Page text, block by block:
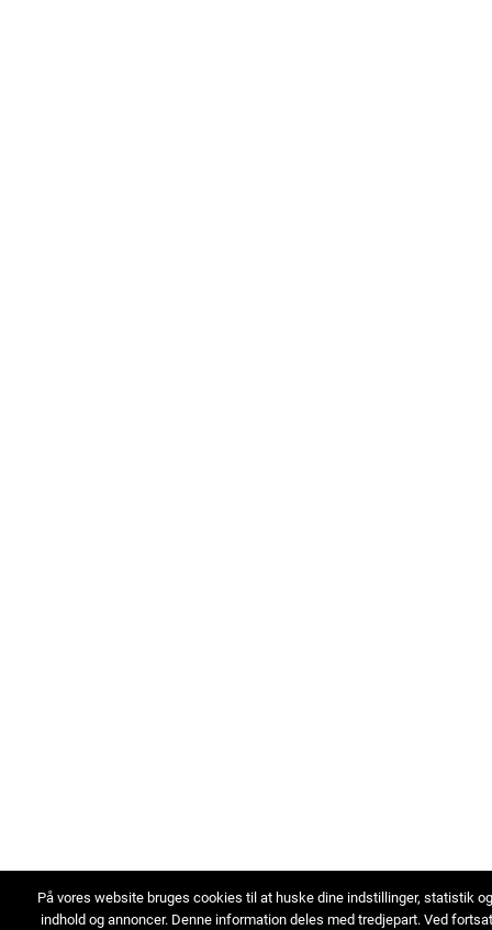
På vores website bruges cookies til at huske dine indstillinger, statistik
indhold og annoncer. Denne information deles med tredjepart. Ved